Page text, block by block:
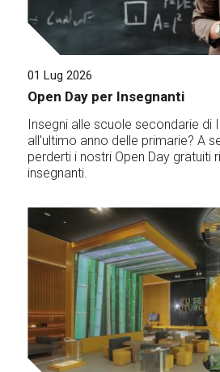
01 Lug 2026
Open Day per Insegnanti
Insegni alle scuole secondarie di
all'ultimo anno delle primarie? A
perderti i nostri Open Day gratuiti
insegnanti.